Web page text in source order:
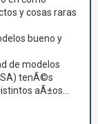
y cosas raras
bueno y
de modelos
tenÃ©s
aÃ±os...